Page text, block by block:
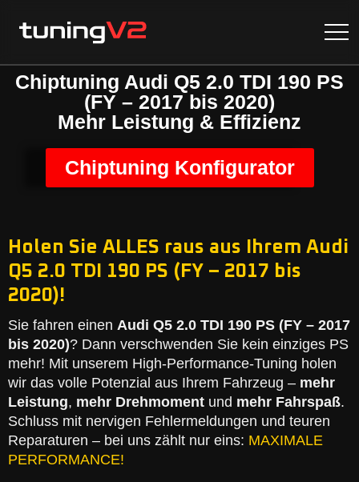
Chiptuning Audi Q5 2.0 TDI 190 PS
(FY – 2017 bis 2020)
Mehr Leistung & Effizienz
Chiptuning Konfigurator
Holen Sie ALLES raus aus Ihrem Audi
Q5 2.0 TDI 190 PS (FY – 2017 bis
2020)!
Sie fahren einen Audi Q5 2.0 TDI 190 PS (FY – 2017
bis 2020)? Dann verschwenden Sie kein einziges PS
mehr! Mit unserem High-Performance-Tuning holen
wir das volle Potenzial aus Ihrem Fahrzeug – mehr
Leistung, mehr Drehmoment und mehr Fahrspaß.
Schluss mit nervigen Fehlermeldungen und teuren
Reparaturen – bei uns zählt nur eins: MAXIMALE
PERFORMANCE!